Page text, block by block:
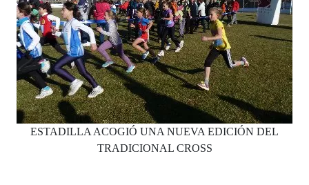
ESTADILLA ACOGIÓ UNA NUEVA EDICIÓN DEL
TRADICIONAL CROSS